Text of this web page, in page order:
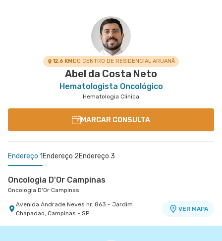
12.6 KMDO CENTRO DE RESIDENCIAL ARUANÃ
Abel da Costa Neto
Hematologista Oncológico
Hematologia Clinica
MARCAR CONSULTA
Endereço 1 Endereço 2Endereço 3
Oncologia D'Or Campinas
Oncologia D'Or Campinas
Avenida Andrade Neves nr. 863 - Jardim
Chapadao, Campinas - SP
VER MAPA
Oncostar
Oncologia D'Or Itaim